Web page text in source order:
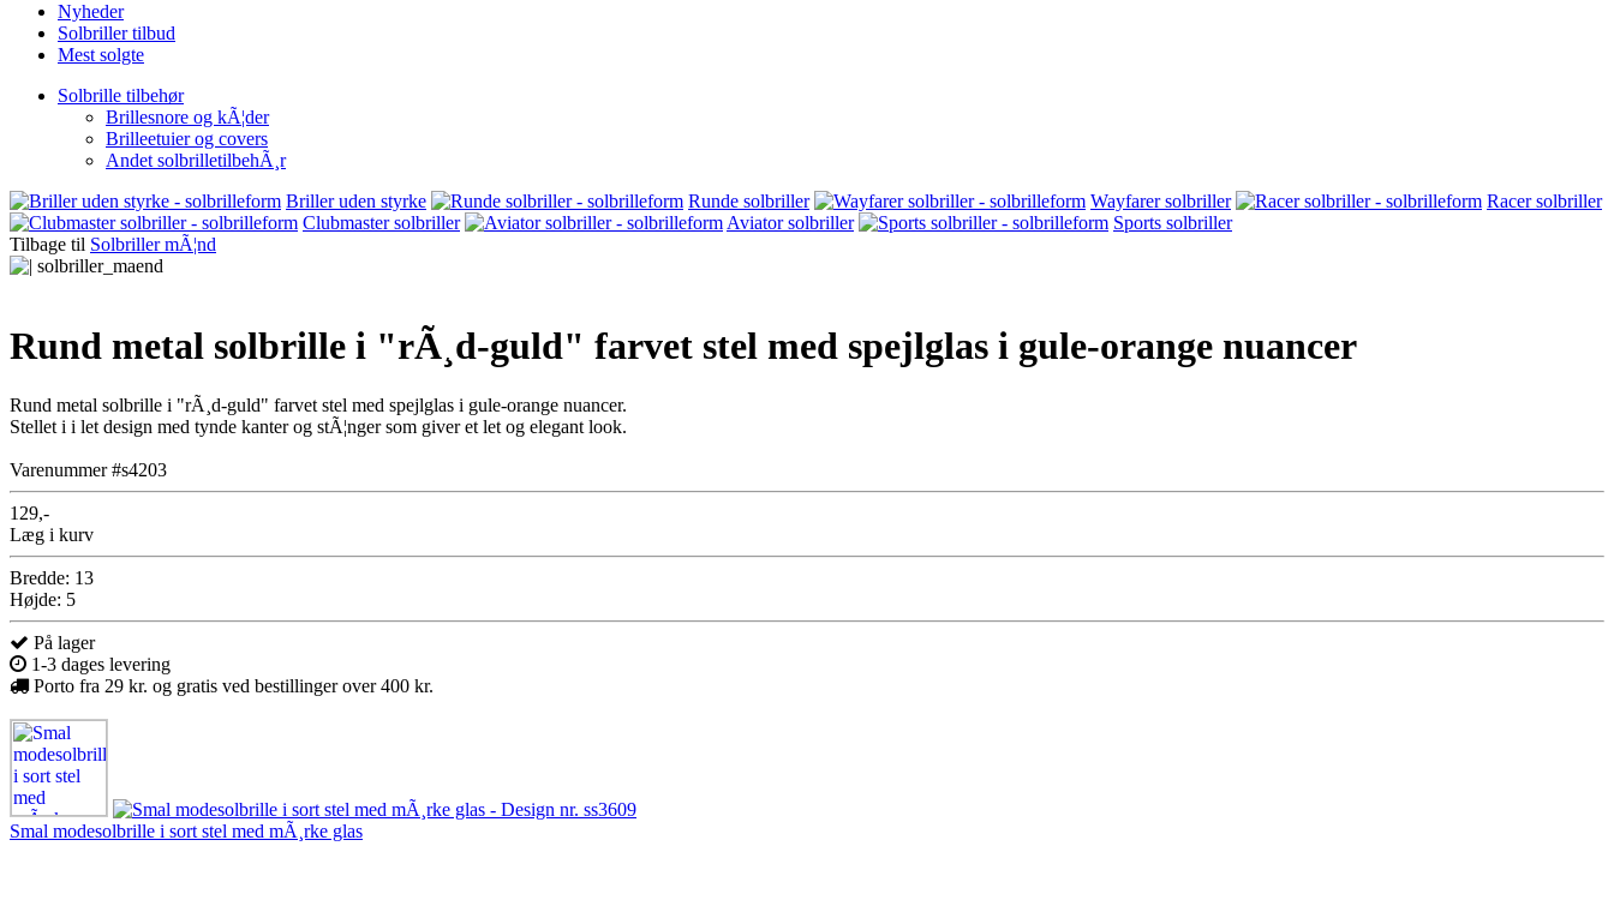
Nyheder
Solbriller tilbud
Mest solgte
Solbrille tilbehør
Brillesnore og kÃ¦der
Brilleetuier og covers
Andet solbrilletilbehÃ¸r
Briller uden styrke
Runde solbriller Wayfarer solbriller
Racer solbriller
Clubmaster solbriller
Aviator solbriller
Sports solbriller
Tilbage til Solbriller mÃ¦nd
Rund metal solbrille i "rÃ¸d-guld" farvet stel med spejlglas i gule-orange nuancer
Rund metal solbrille i "rÃ¸d-guld" farvet stel med spejlglas i gule-orange nuancer.
Stellet i i let design med tynde kanter og stÃ¦nger som giver et let og elegant look.
Varenummer #s4203
129,-
Læg i kurv
Bredde: 13
Højde: 5
På lager
1-3 dages levering
Porto fra 29 kr. og gratis ved bestillinger over 400 kr.
Smal modesolbrille i sort stel med mÃ¸rke glas